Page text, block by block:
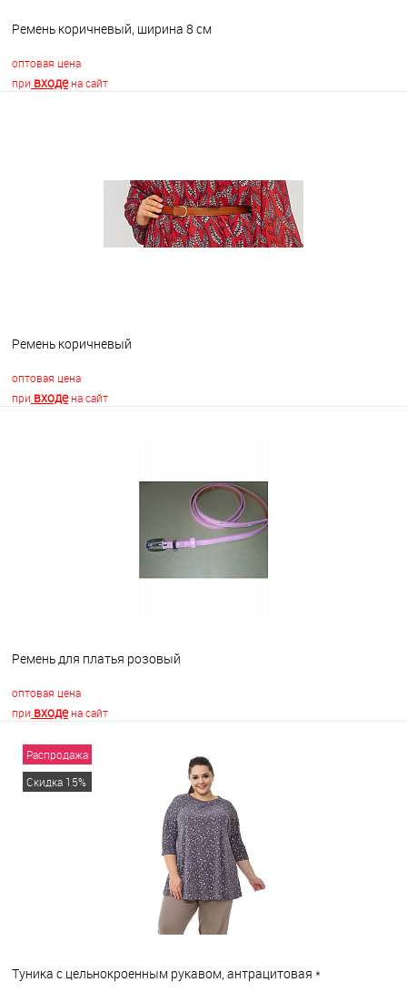
Ремень коричневый, ширина 8 см
оптовая цена
при входена сайт
В наличии
Ремень коричневый
оптовая цена
при входена сайт
Недоступно
Ремень для платья розовый
оптовая цена
при входена сайт
В корзину
Распродажа
Скидка 15%
Туника с цельнокроенным рукавом, антрацитовая *